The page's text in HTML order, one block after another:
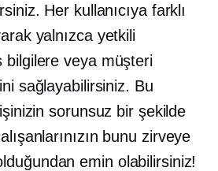
Her kullanıcıya farklı
yalnızca yetkili
bilgilere veya müşteri
sağlayabilirsiniz. Bu
sorunsuz bir şekilde
bunu zirveye
emin olabilirsiniz!